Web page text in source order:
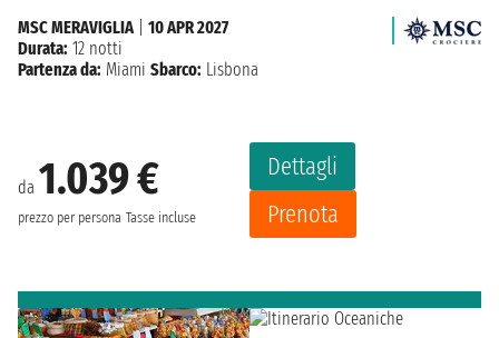
da 1.039 €
prezzo per persona Tasse incluse
Dettagli
Prenota
MSC MERAVIGLIA
10 APR 2027
Durata: 12 notti
Partenza da: Miami Sbarco: Lisbona